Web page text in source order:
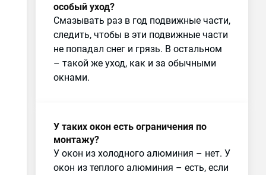
особый уход?
Смазывать раз в год подвижные части,
следить, чтобы в эти подвижные части
не попадал снег и грязь. В остальном
– такой же уход, как и за обычными
окнами.
У таких окон есть ограничения по
монтажу?
У окон из холодного алюминия – нет. У
окон из теплого алюминия – есть, если